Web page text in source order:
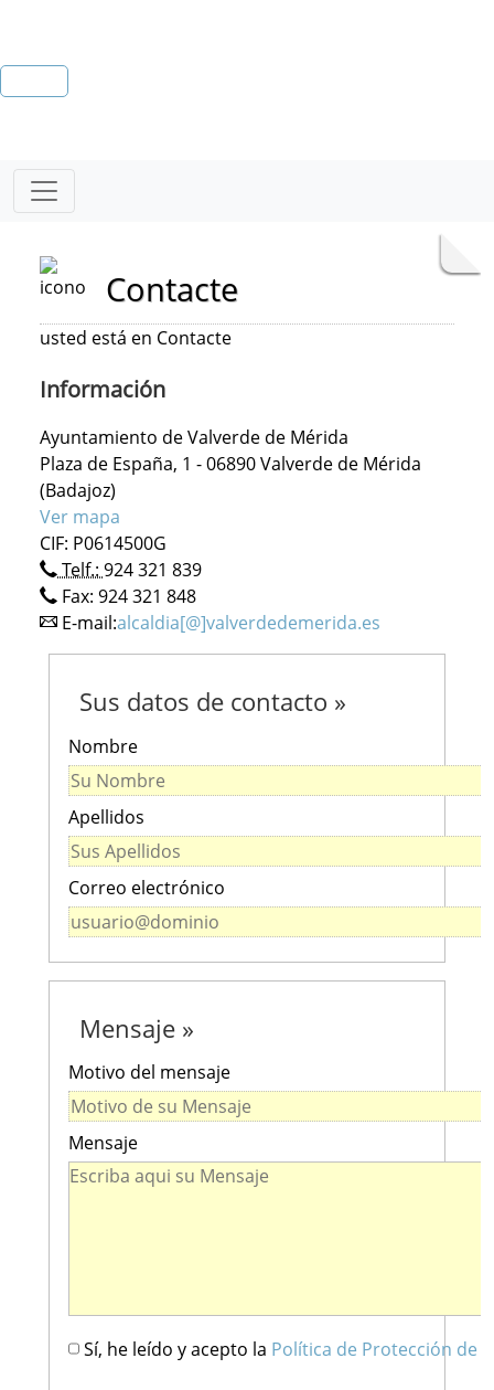
Contacte
usted está en Contacte
Información
Ayuntamiento de Valverde de Mérida
Plaza de España, 1 - 06890 Valverde de Mérida
(Badajoz)
Ver mapa
CIF: P0614500G
Telf.: 924 321 839
Fax: 924 321 848
E-mail:alcaldia[@]valverdedemerida.es
Sus datos de contacto »
Nombre
Apellidos
Correo electrónico
Mensaje »
Motivo del mensaje
Mensaje
Sí, he leído y acepto la Política de Protección de